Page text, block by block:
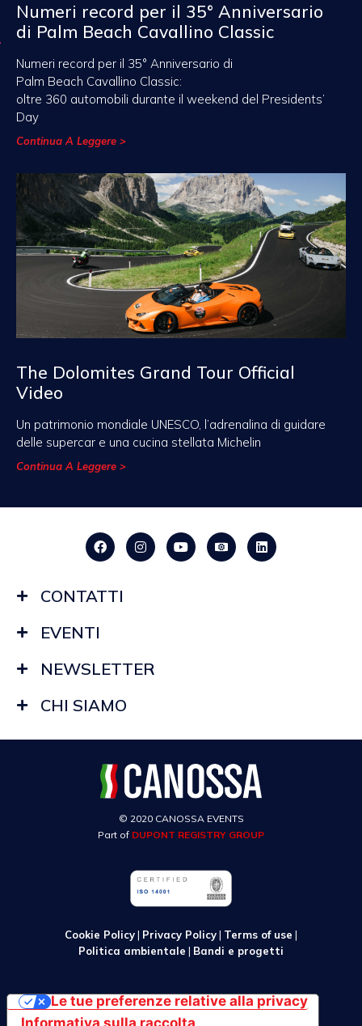
Numeri record per il 35° Anniversario
di Palm Beach Cavallino Classic
Numeri record per il 35° Anniversario di
Palm Beach Cavallino Classic:
oltre 360 automobili durante il weekend del Presidents’
Day
Continua A Leggere >
The Dolomites Grand Tour Official
Video
Un patrimonio mondiale UNESCO, l’adrenalina di guidare
delle supercar e una cucina stellata Michelin
Continua A Leggere >
CONTATTI
EVENTI
NEWSLETTER
CHI SIAMO
© 2020 CANOSSA EVENTS
Part of DUPONT REGISTRY GROUP
Cookie Policy| Privacy Policy| Terms of use |
Politica ambientale | Bandi e progetti
Le tue preferenze relative alla privacy